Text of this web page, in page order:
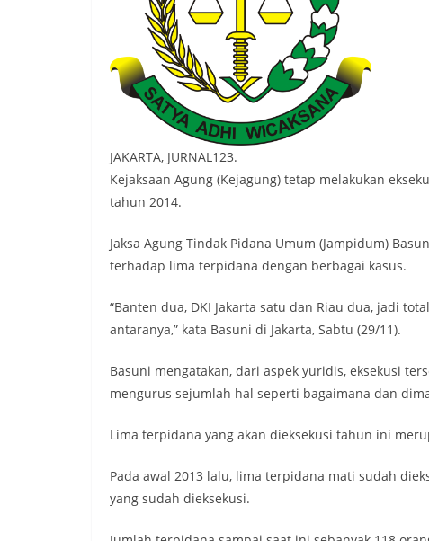
JAKARTA, JURNAL123.
Kejaksaan Agung (Kejagung) tetap melakukan
tahun 2014.
Jaksa Agung Tindak Pidana Umum (Jampidum)
terhadap lima terpidana dengan berbagai kasus.
“Banten dua, DKI Jakarta satu dan Riau dua, jadi
antaranya,” kata Basuni di Jakarta, Sabtu (29/11).
Basuni mengatakan, dari aspek yuridis, eksekusi
mengurus sejumlah hal seperti bagaimana dan
Lima terpidana yang akan dieksekusi tahun ini
Pada awal 2013 lalu, lima terpidana mati sudah
yang sudah dieksekusi.